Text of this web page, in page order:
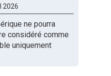
2026
ne pourra
considéré comme
uniquement